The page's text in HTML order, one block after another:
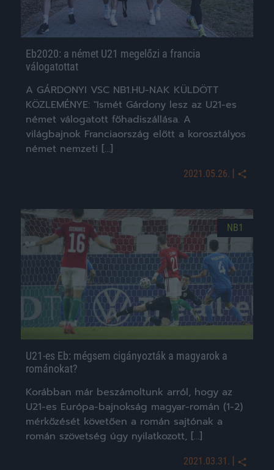
Eb2020: a német U21 megelőzi a francia
válogatottat
A GÁRDONYI VSC NB1.HU-NAK KÜLDÖTT
KÖZLEMÉNYE: "Ismét Gárdony lesz az U21-es
német válogatott főhadiszállása. A
világbajnok Franciaország előtt a korosztályos
német nemzeti […]
2021.05.26. |
NB1
U21-es Eb: mégsem cigányozták a magyarok a
románokat?
Korábban már beszámoltunk arról, hogy az
U21-es Európa-bajnokság magyar-román (1-2)
mérkőzését követően a román sajtónak a
román szövetség úgy nyilatkozott, […]
2021.03.31. |